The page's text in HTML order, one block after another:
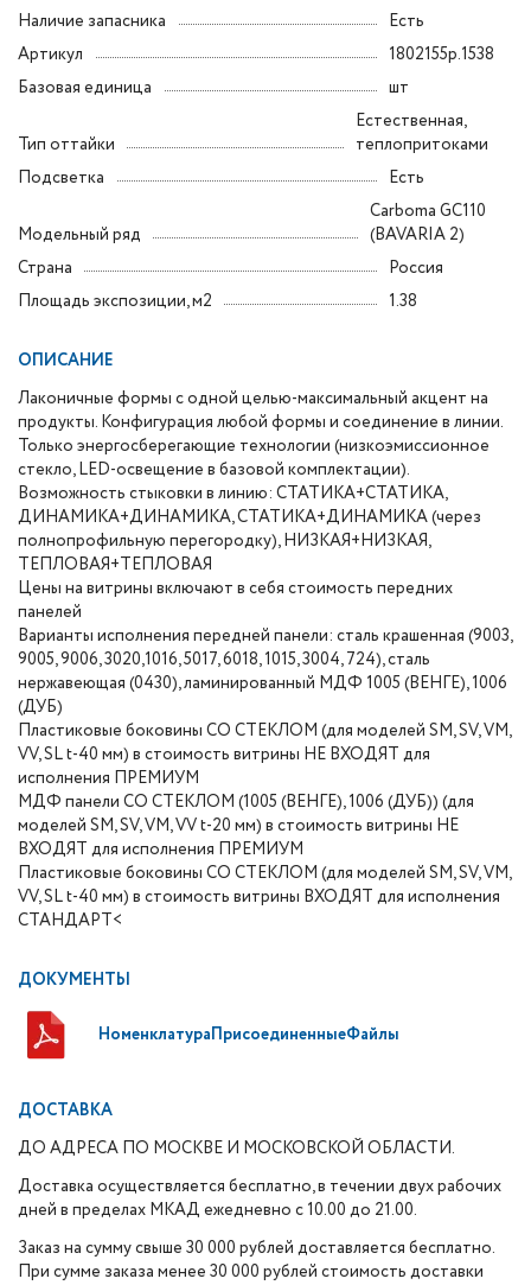
Наличие запасника
Есть
Артикул
1802155p.1538
Базовая единица
шт
Тип оттайки
Естественная,
теплопритоками
Подсветка
Есть
Модельный ряд
Carboma GC110
(BAVARIA 2)
Страна
Россия
Площадь экспозиции, м2
1.38
ОПИСАНИЕ
Лаконичные формы с одной целью-максимальный акцент на
продукты. Конфигурация любой формы и соединение в линии.
Только энергосберегающие технологии (низкоэмиссионное
стекло, LED-освещение в базовой комплектации).
Возможность стыковки в линию: СТАТИКА+СТАТИКА,
ДИНАМИКА+ДИНАМИКА, СТАТИКА+ДИНАМИКА (через
полнопрофильную перегородку), НИЗКАЯ+НИЗКАЯ,
ТЕПЛОВАЯ+ТЕПЛОВАЯ
Цены на витрины включают в себя стоимость передних
панелей
Варианты исполнения передней панели: сталь крашенная (9003,
9005, 9006, 3020,1016, 5017, 6018, 1015, 3004, 724), сталь
нержавеющая (0430), ламинированный МДФ 1005 (ВЕНГЕ), 1006
(ДУБ)
Пластиковые боковины СО СТЕКЛОМ (для моделей SM, SV, VM,
VV, SL t-40 мм) в стоимость витрины НЕ ВХОДЯТ для
исполнения ПРЕМИУМ
МДФ панели СО СТЕКЛОМ (1005 (ВЕНГЕ), 1006 (ДУБ)) (для
моделей SM, SV, VM, VV t-20 мм) в стоимость витрины НЕ
ВХОДЯТ для исполнения ПРЕМИУМ
Пластиковые боковины СО СТЕКЛОМ (для моделей SM, SV, VM,
VV, SL t-40 мм) в стоимость витрины ВХОДЯТ для исполнения
СТАНДАРТ<
ДОКУМЕНТЫ
НоменклатураПрисоединенныеФайлы
ДОСТАВКА
ДО АДРЕСА ПО МОСКВЕ И МОСКОВСКОЙ ОБЛАСТИ.
Доставка осуществляется бесплатно, в течении двух рабочих
дней в пределах МКАД ежедневно с 10.00 до 21.00.
Заказ на сумму свыше 30 000 рублей доставляется бесплатно.
При сумме заказа менее 30 000 рублей стоимость доставки